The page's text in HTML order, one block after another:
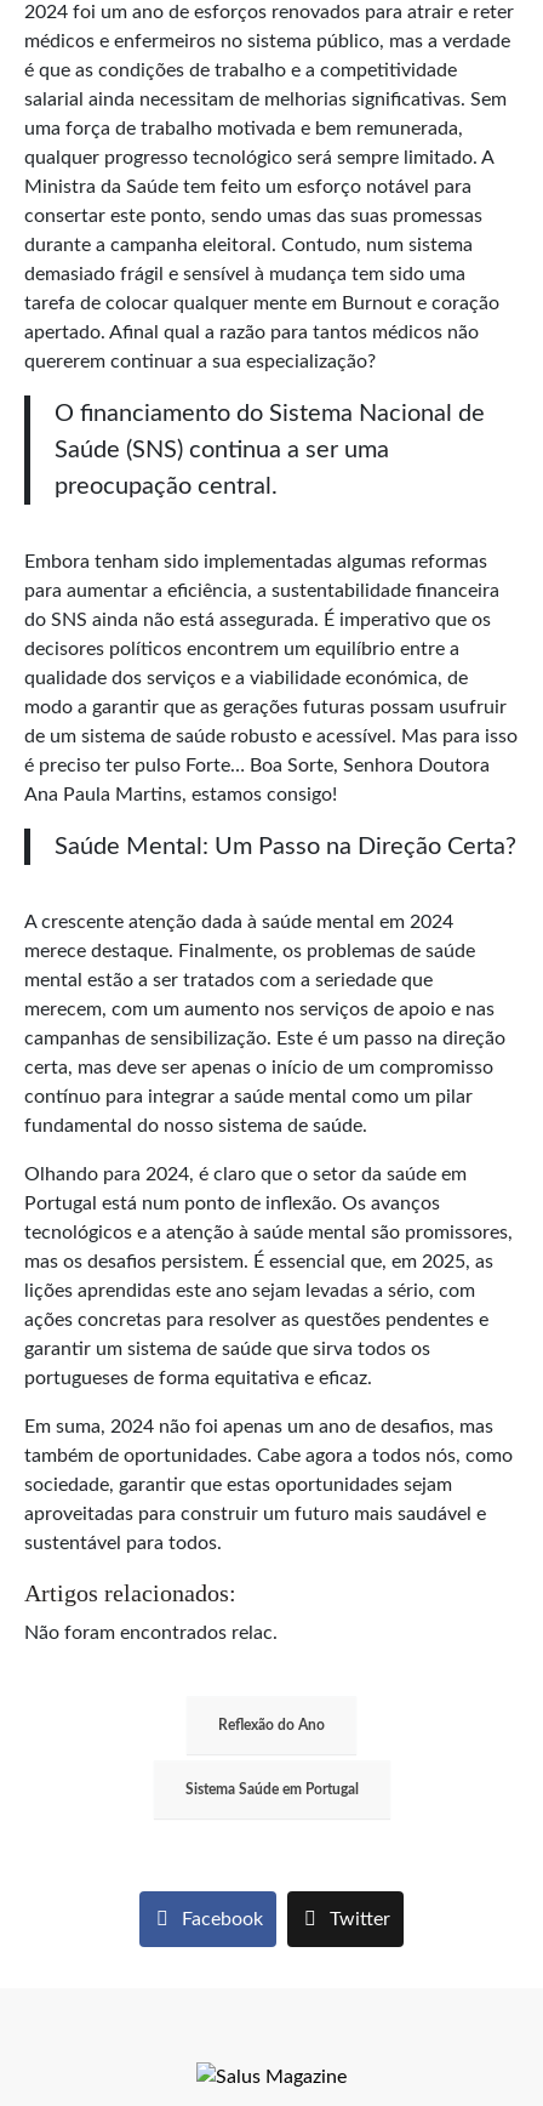
2024 foi um ano de esforços renovados para atrair e reter
médicos e enfermeiros no sistema público, mas a verdade
é que as condições de trabalho e a competitividade
salarial ainda necessitam de melhorias significativas. Sem
uma força de trabalho motivada e bem remunerada,
qualquer progresso tecnológico será sempre limitado. A
Ministra da Saúde tem feito um esforço notável para
consertar este ponto, sendo umas das suas promessas
durante a campanha eleitoral. Contudo, num sistema
demasiado frágil e sensível à mudança tem sido uma
tarefa de colocar qualquer mente em Burnout e coração
apertado. Afinal qual a razão para tantos médicos não
quererem continuar a sua especialização?
O financiamento do Sistema Nacional de
Saúde (SNS) continua a ser uma
preocupação central.
Embora tenham sido implementadas algumas reformas
para aumentar a eficiência, a sustentabilidade financeira
do SNS ainda não está assegurada. É imperativo que os
decisores políticos encontrem um equilíbrio entre a
qualidade dos serviços e a viabilidade económica, de
modo a garantir que as gerações futuras possam usufruir
de um sistema de saúde robusto e acessível. Mas para isso
é preciso ter pulso Forte… Boa Sorte, Senhora Doutora
Ana Paula Martins, estamos consigo!
Saúde Mental: Um Passo na Direção Certa?
A crescente atenção dada à saúde mental em 2024
merece destaque. Finalmente, os problemas de saúde
mental estão a ser tratados com a seriedade que
merecem, com um aumento nos serviços de apoio e nas
campanhas de sensibilização. Este é um passo na direção
certa, mas deve ser apenas o início de um compromisso
contínuo para integrar a saúde mental como um pilar
fundamental do nosso sistema de saúde.
Olhando para 2024, é claro que o setor da saúde em
Portugal está num ponto de inflexão. Os avanços
tecnológicos e a atenção à saúde mental são promissores,
mas os desafios persistem. É essencial que, em 2025, as
lições aprendidas este ano sejam levadas a sério, com
ações concretas para resolver as questões pendentes e
garantir um sistema de saúde que sirva todos os
portugueses de forma equitativa e eficaz.
Em suma, 2024 não foi apenas um ano de desafios, mas
também de oportunidades. Cabe agora a todos nós, como
sociedade, garantir que estas oportunidades sejam
aproveitadas para construir um futuro mais saudável e
sustentável para todos.
Artigos relacionados:
Não foram encontrados relac.
Reflexão do Ano
Sistema Saúde em Portugal
Facebook Twitter